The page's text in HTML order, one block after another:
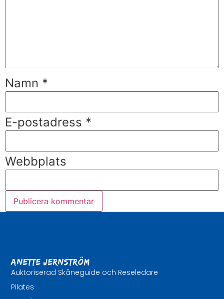
Namn *
E-postadress *
Webbplats
Anette Jernström
Auktoriserad Skåneguide och Reseledare
Pilates